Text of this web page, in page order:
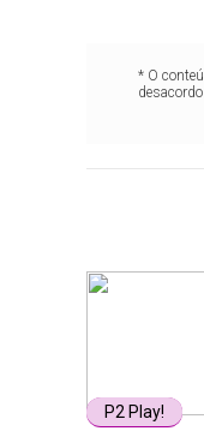
* O
P2 Play!